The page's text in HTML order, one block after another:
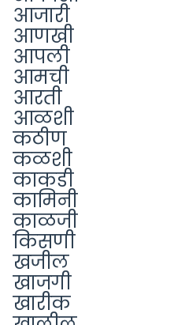
आजारी
आणखी
आपली
आमची
आरती
आळशी
कठीण
कळशी
काकडी
कामिनी
काळजी
किसणी
खजील
खाजगी
खारीक